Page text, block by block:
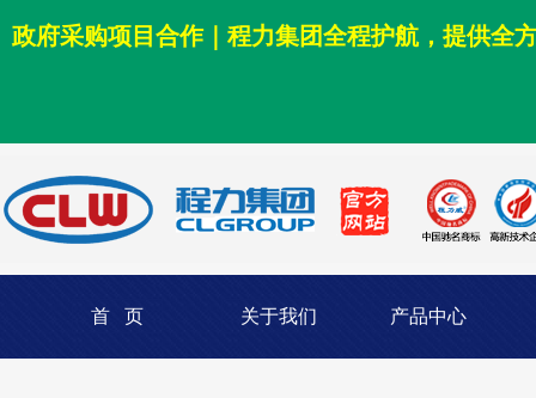
政府采购项目合作｜程力集团全程护航，提供全
首 页 关于我们 产品中心